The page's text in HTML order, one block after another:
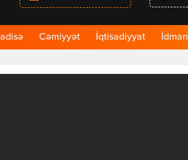
Cəmiyyət İqtisadiyyat İdman